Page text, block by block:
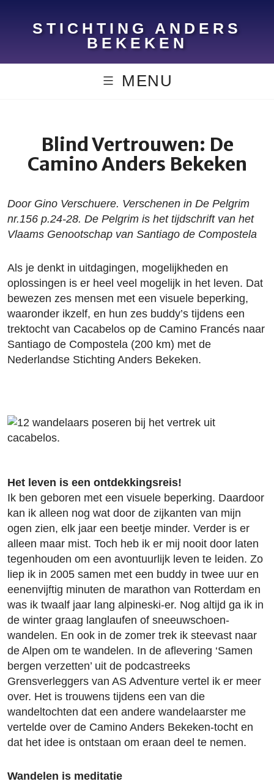
content
STICHTING ANDERS
BEKEKEN
MENU
Blind Vertrouwen: De
Camino Anders Bekeken
Door Gino Verschuere. Verschenen in De Pelgrim
nr.156 p.24-28. De Pelgrim is het tijdschrift van het
Vlaams Genootschap van Santiago de Compostela
Als je denkt in uitdagingen, mogelijkheden en
oplossingen is er heel veel mogelijk in het leven. Dat
bewezen zes mensen met een visuele beperking,
waaronder ikzelf, en hun zes buddy’s tijdens een
trektocht van Cacabelos op de Camino Francés naar
Santiago de Compostela (200 km) met de
Nederlandse Stichting Anders Bekeken.
Het leven is een ontdekkingsreis!
Ik ben geboren met een visuele beperking. Daardoor
kan ik alleen nog wat door de zijkanten van mijn
ogen zien, elk jaar een beetje minder. Verder is er
alleen maar mist. Toch heb ik er mij nooit door laten
tegenhouden om een avontuurlijk leven te leiden. Zo
liep ik in 2005 samen met een buddy in twee uur en
eenenvijftig minuten de marathon van Rotterdam en
was ik twaalf jaar lang alpineski-er. Nog altijd ga ik in
de winter graag langlaufen of sneeuwschoen-
wandelen. En ook in de zomer trek ik steevast naar
de Alpen om te wandelen. In de aflevering ‘Samen
bergen verzetten’ uit de podcastreeks
Grensverleggers van AS Adventure vertel ik er meer
over. Het is trouwens tijdens een van die
wandeltochten dat een andere wandelaarster me
vertelde over de Camino Anders Bekeken-tocht en
dat het idee is ontstaan om eraan deel te nemen.
Wandelen is meditatie